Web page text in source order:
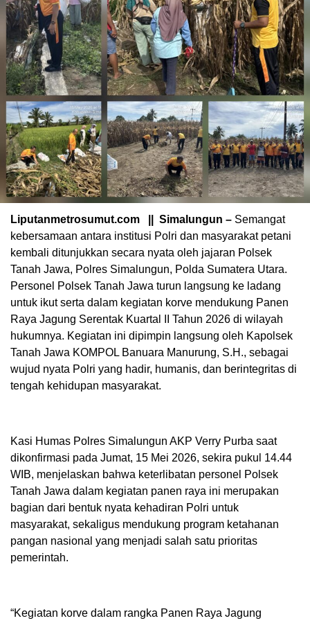
Liputanmetrosumut.com || Simalungun – Semangat
kebersamaan antara institusi Polri dan masyarakat petani
kembali ditunjukkan secara nyata oleh jajaran Polsek
Tanah Jawa, Polres Simalungun, Polda Sumatera Utara.
Personel Polsek Tanah Jawa turun langsung ke ladang
untuk ikut serta dalam kegiatan korve mendukung Panen
Raya Jagung Serentak Kuartal II Tahun 2026 di wilayah
hukumnya. Kegiatan ini dipimpin langsung oleh Kapolsek
Tanah Jawa KOMPOL Banuara Manurung, S.H., sebagai
wujud nyata Polri yang hadir, humanis, dan berintegritas di
tengah kehidupan masyarakat.
Kasi Humas Polres Simalungun AKP Verry Purba saat
dikonfirmasi pada Jumat, 15 Mei 2026, sekira pukul 14.44
WIB, menjelaskan bahwa keterlibatan personel Polsek
Tanah Jawa dalam kegiatan panen raya ini merupakan
bagian dari bentuk nyata kehadiran Polri untuk
masyarakat, sekaligus mendukung program ketahanan
pangan nasional yang menjadi salah satu prioritas
pemerintah.
“Kegiatan korve dalam rangka Panen Raya Jagung